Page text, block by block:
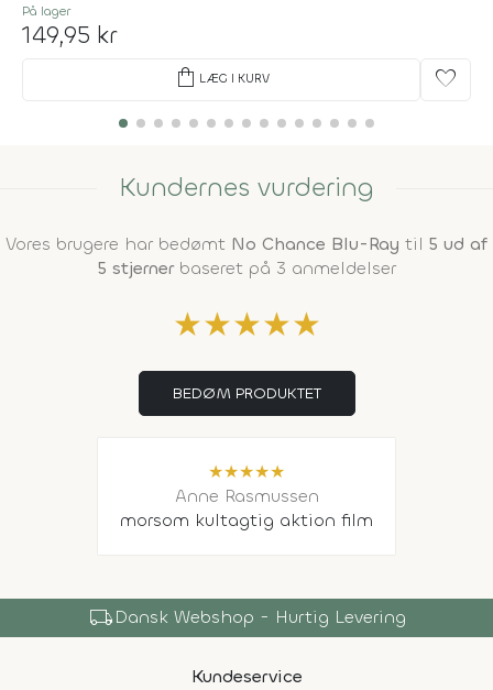
På lager
149,95 kr
shopping_bag LÆG I KURV favorite
Kundernes vurdering
Vores brugere har bedømt No Chance Blu-Ray til 5 ud af
5 stjernerbaseret på 3 anmeldelser
★★★★★
BEDØM PRODUKTET
★★★★★
Anne Rasmussen
morsom kultagtig aktion film
local_shippingDansk Webshop - Hurtig Levering
Kundeservice